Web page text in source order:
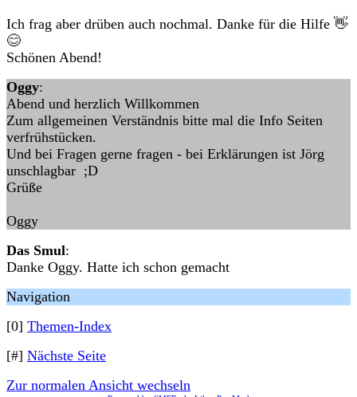
Ich frag aber drüben auch nochmal. Danke für die Hilfe 👋
😊
Schönen Abend!
Oggy:
Abend und herzlich Willkommen
Zum allgemeinen Verständnis bitte mal die Info Seiten
verfrühstücken.
Und bei Fragen gerne fragen - bei Erklärungen ist Jörg
unschlagbar ;D
Grüße
Oggy
Das Smul:
Danke Oggy. Hatte ich schon gemacht
Navigation
[0] Themen-Index
[#] Nächste Seite
Zur normalen Ansicht wechseln